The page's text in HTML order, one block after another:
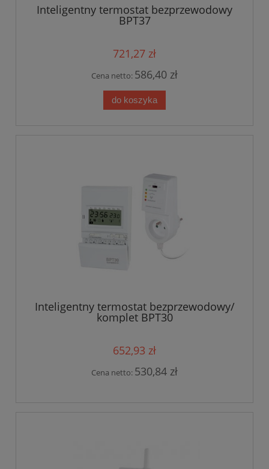
Inteligentny termostat bezprzewodowy
BPT37
721,27 zł
Cena netto: 586,40 zł
do koszyka
Inteligentny termostat bezprzewodowy/
komplet BPT30
652,93 zł
Cena netto: 530,84 zł